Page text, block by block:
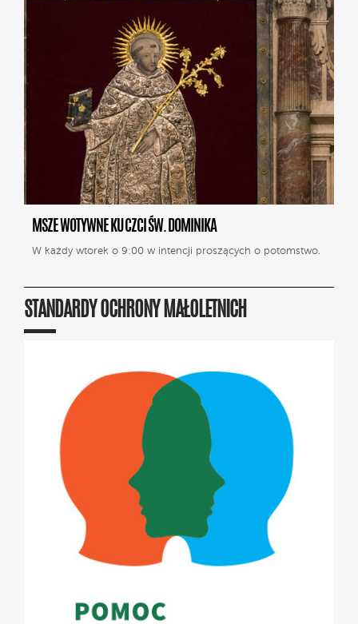
MSZE WOTYWNE KU CZCI ŚW. DOMINIKA
W każdy wtorek o 9:00 w intencji proszących o potomstwo.
STANDARDY OCHRONY MAŁOLETNICH